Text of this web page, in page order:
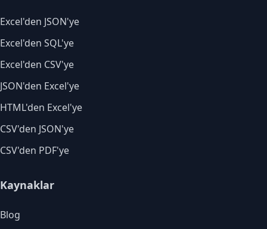
Excel'den JSON'ye
Excel'den SQL'ye
Excel'den CSV'ye
JSON'den Excel'ye
HTML'den Excel'ye
CSV'den JSON'ye
CSV'den PDF'ye
Kaynaklar
Blog